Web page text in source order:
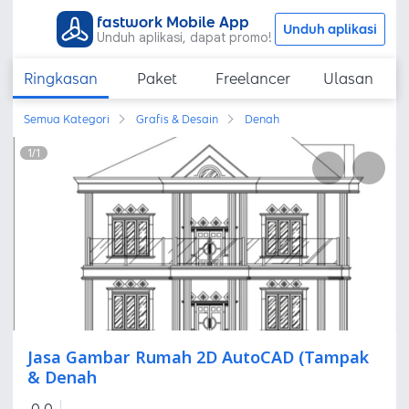
fastwork Mobile App
Unduh aplikasi, dapat promo! Unduh aplikasi
Ringkasan Paket Freelancer Ulasan
Semua Kategori Grafis & Desain Denah
1/1
Jasa Gambar Rumah 2D AutoCAD (Tampak
& Denah